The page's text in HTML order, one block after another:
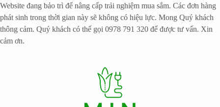
Website đang bảo trì để nâng cấp trải nghiệm mua sắm. Các đơn hàng
phát sinh trong thời gian này sẽ không có hiệu lực. Mong Quý khách
thông cảm. Quý khách có thể gọi 0978 791 320 để được tư vấn. Xin
cảm ơn.